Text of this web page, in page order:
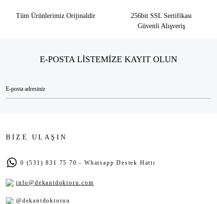
Tüm Ürünlerimiz Orijinaldir
256bit SSL Sertifikası
Güvenli Alışveriş
E-POSTA LİSTEMİZE KAYIT OLUN
BİZE ULAŞIN
0 (531) 831 75 70 - Whatsapp Destek Hattı
info@dekantdoktoru.com
@dekantdoktoruu